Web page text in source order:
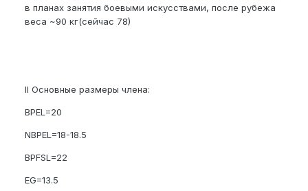
в планах занятия боевыми искусствами, после рубежа
веса ~90 кг(сейчас 78)
II Основные размеры члена:
BPEL=20
NBPEL=18-18.5
BPFSL=22
EG=13.5